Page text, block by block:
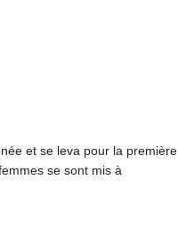
et se leva pour la première
se sont mis à